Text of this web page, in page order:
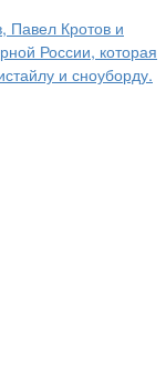
Павел Кротов и
России, которая
и сноуборду.